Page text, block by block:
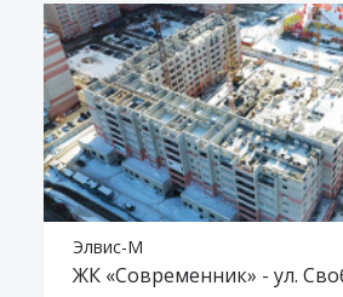
Элвис-М
ЖК «Современник» - ул.